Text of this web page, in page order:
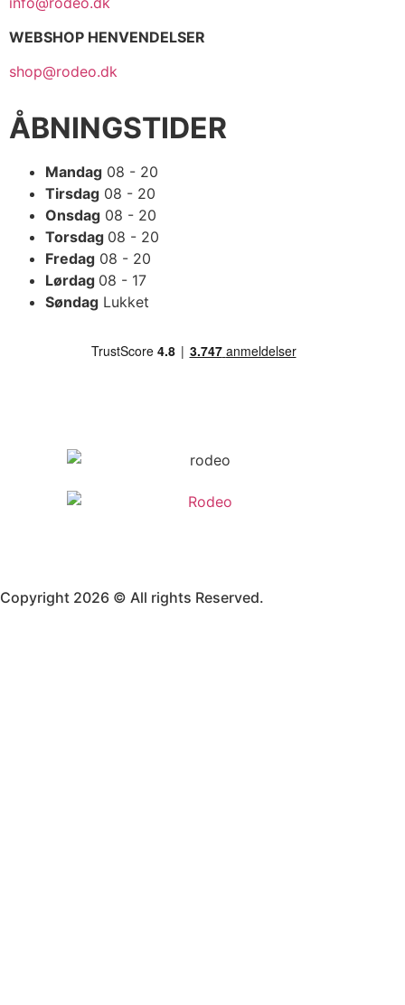
WEBSHOP HENVENDELSER
shop@rodeo.dk
ÅBNINGSTIDER
Mandag 08 - 20
Tirsdag 08 - 20
Onsdag 08 - 20
Torsdag 08 - 20
Fredag 08 - 20
Lørdag 08 - 17
Søndag Lukket
Copyright 2026 © All rights Reserved.